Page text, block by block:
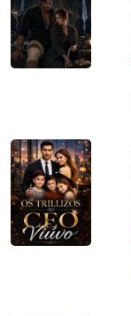
Contos Curtos